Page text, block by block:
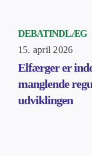
DEBATINDLÆG
15. april 2026
Elfærger er
manglende
udviklingen